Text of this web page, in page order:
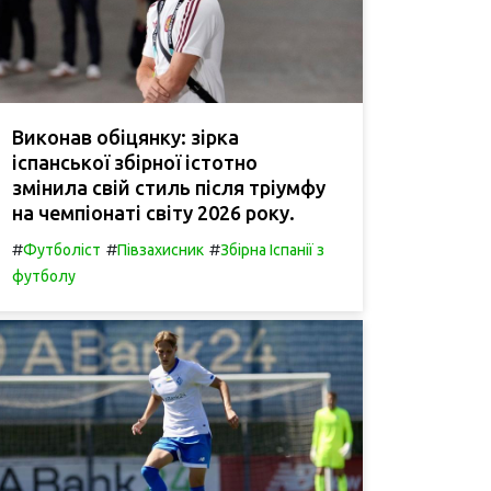
Виконав обіцянку: зірка
іспанської збірної істотно
змінила свій стиль після тріумфу
на чемпіонаті світу 2026 року.
#Футболіст #Півзахисник #Збірна Іспанії з
футболу